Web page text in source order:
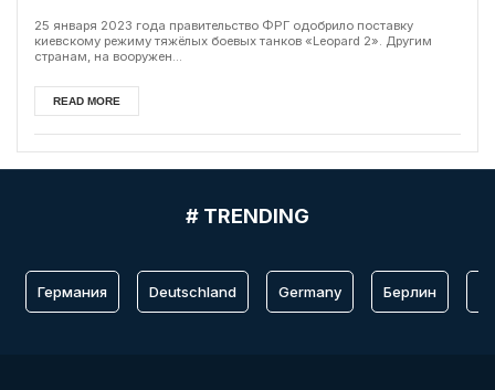
25 января 2023 года правительство ФРГ одобрило поставку
киевскому режиму тяжёлых боевых танков «Leopard 2». Другим
странам, на вооружен...
READ MORE
# TRENDING
Германия Deutschland Germany Берлин